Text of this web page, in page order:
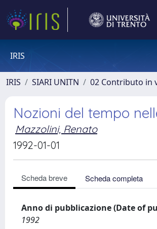
IRIS
IRIS SIARI UNITN 02 Contributo in
Nozioni del tempo
Mazzolini, Renato
1992-01-01
Scheda breve Scheda completa
Anno di pubblicazione (Date of
1992